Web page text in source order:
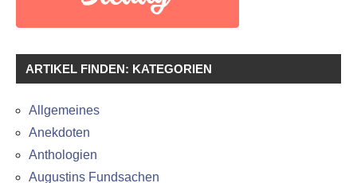
ARTIKEL FINDEN: KATEGORIEN
Allgemeines
Anekdoten
Anthologien
Augustins Fundsachen